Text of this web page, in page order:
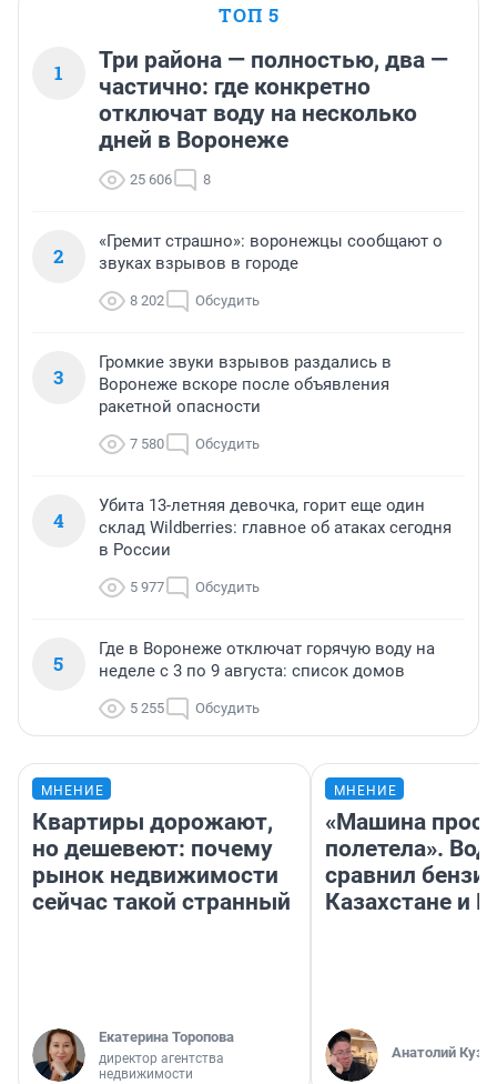
ТОП 5
1
Три района — полностью, два —
частично: где конкретно
отключат воду на несколько
дней в Воронеже
25 606 8
2
«Гремит страшно»: воронежцы сообщают о
звуках взрывов в городе
8 202 Обсудить
3
Громкие звуки взрывов раздались в
Воронеже вскоре после объявления
ракетной опасности
7 580 Обсудить
4
Убита 13-летняя девочка, горит еще один
склад Wildberries: главное об атаках сегодня
в России
5 977 Обсудить
5
Где в Воронеже отключат горячую воду на
неделе с 3 по 9 августа: список домов
5 255 Обсудить
МНЕНИЕ
Квартиры дорожают,
но дешевеют: почему
рынок недвижимости
сейчас такой странный
Екатерина Торопова
директор агентства
недвижимости
МНЕНИЕ
«Машина
полетела».
сравнил
Казахстане и
Анатолий